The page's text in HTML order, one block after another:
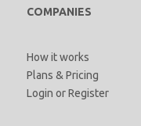
COMPANIES
How it works
Plans & Pricing
Login orRegister